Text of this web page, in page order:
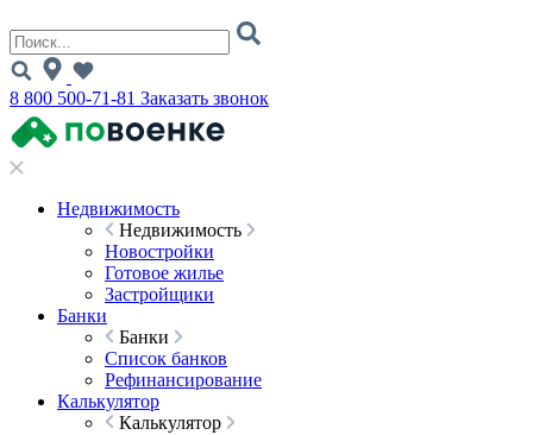
8 800 500-71-81 Заказать звонок
Недвижимость
Недвижимость
Новостройки
Готовое жилье
Застройщики
Банки
Банки
Список банков
Рефинансирование
Калькулятор
Калькулятор